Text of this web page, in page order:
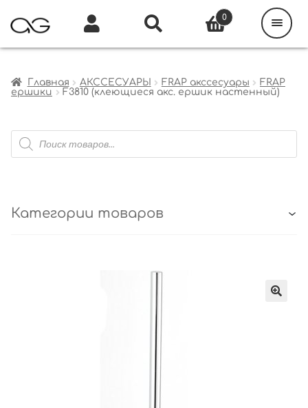
Главная АКССЕСУАРЫ FRAP акссесуары
FRAP
ершики
F3810 (клеющиеся акс. ершик настенный)
Поиск
товаров
Категории товаров
0